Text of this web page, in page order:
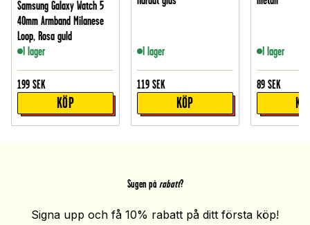
Samsung Galaxy Watch 5
40mm Armband Milanese
Loop, Rosa guld
I lager
199 SEK
KÖP
I lager
119 SEK
KÖP
I lager
89 SEK
Sugen på rabatt?
Signa upp och få 10% rabatt på ditt första köp!